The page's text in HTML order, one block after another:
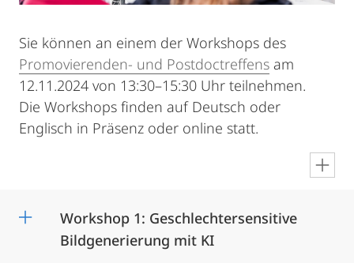
Sie können an einem der Workshops des
Promovierenden- und Postdoctreffens am
12.11.2024 von 13:30–15:30 Uhr teilnehmen.
Die Workshops finden auf Deutsch oder
Englisch in Präsenz oder online statt.
Workshop 1: Geschlechtersensitive
Bildgenerierung mit KI